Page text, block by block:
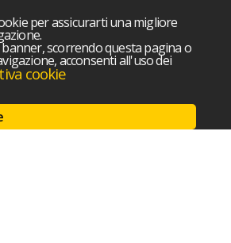
per assicurarti una migliore
scorrendo questa pagina o
acconsenti all'uso dei
cookie